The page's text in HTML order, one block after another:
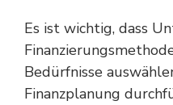
Es ist wichtig, dass
Bedürfnisse
Finanzplanung